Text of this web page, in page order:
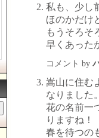
私も、少し
ほのかだけ
もうそろそ
早くあった
コメント by
嵩山に住む
なりました
花の名前一
りますね！
春を待つの